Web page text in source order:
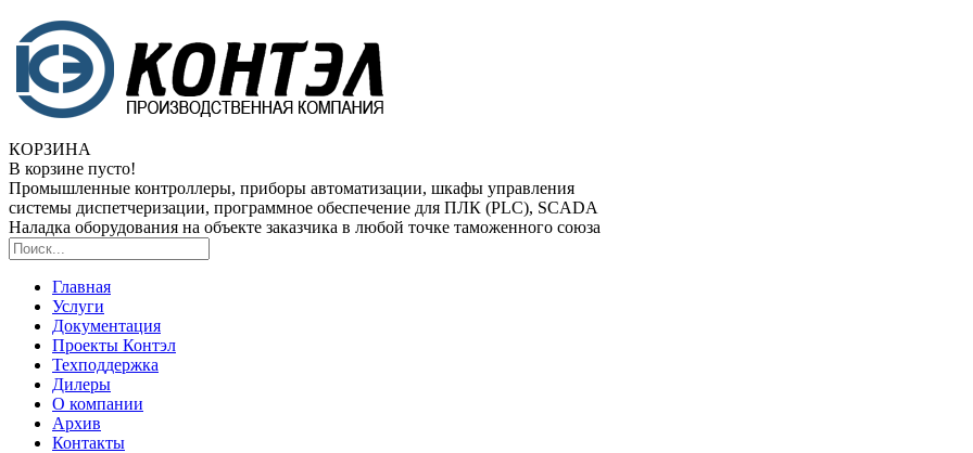
КОРЗИНА
В корзине пусто!
Промышленные контроллеры, приборы автоматизации, шкафы управления
системы диспетчеризации, программное обеспечение для ПЛК (PLC), SCADA
Наладка оборудования на объекте заказчика в любой точке таможенного союза
Главная
Услуги
Документация
Проекты Контэл
Техподдержка
Дилеры
О компании
Архив
Контакты